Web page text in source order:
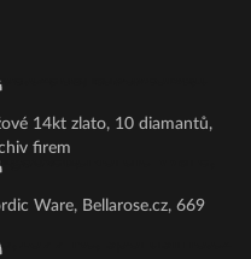
14kt zlato, 10 diamantů,
firem
Ware, Bellarose.cz, 669